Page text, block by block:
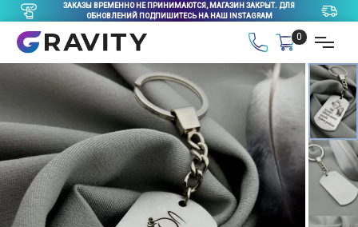
ЗАКАЗЫ ВРЕМЕННО НЕ ПРИНИМАЮТСЯ, МАГАЗИН ЗАКРЫТ. ДЛЯ
ОБНОВЛЕНИЙ ПОДПИШИТЕСЬ НА НАШ INSTAGRAM
0